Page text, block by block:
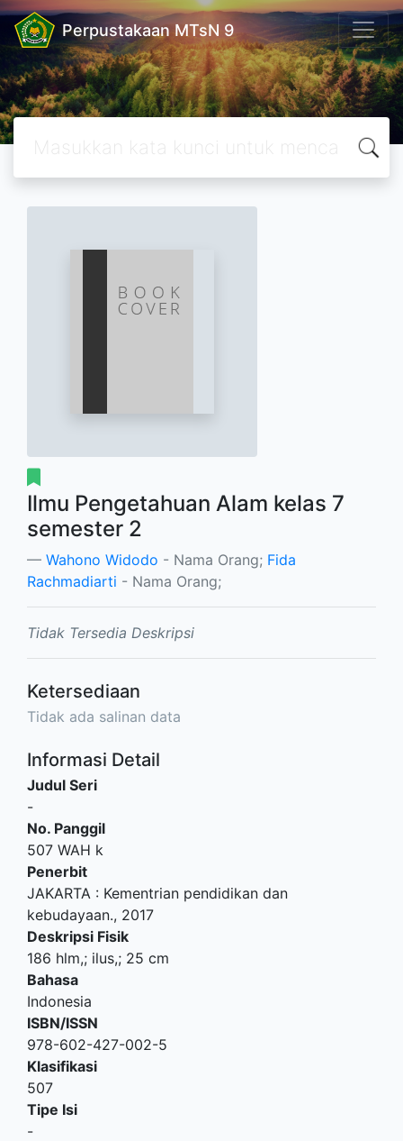
Perpustakaan MTsN 9
Ilmu Pengetahuan Alam kelas 7
semester 2
Wahono Widodo - Nama Orang; Fida
Rachmadiarti - Nama Orang;
Tidak Tersedia Deskripsi
Ketersediaan
Tidak ada salinan data
Informasi Detail
Judul Seri
-
No. Panggil
507 WAH k
Penerbit
JAKARTA : Kementrian pendidikan dan
kebudayaan., 2017
Deskripsi Fisik
186 hlm,; ilus,; 25 cm
Bahasa
Indonesia
ISBN/ISSN
978-602-427-002-5
Klasifikasi
507
Tipe Isi
-